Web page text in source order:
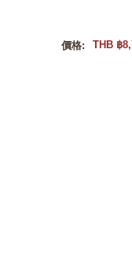
價格: THB ฿